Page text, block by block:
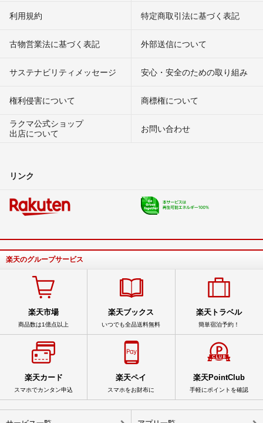
利用規約 特定商取引法に基づく表記
古物営業法に基づく表記 外部送信について
サステナビリティメッセージ 安心・安全のための取り組み
権利侵害について
商標権について
ラクマ公式ショップ
出店について
お問い合わせ
リンク
楽天のグループサービス
楽天市場
商品数は1億点以上
楽天ブックス
いつでも全品送料無料
楽天トラベル
簡単宿泊予約！
楽天カード
スマホでカンタン申込
楽天ペイ
スマホをお財布に
楽天PointClub
手軽にポイントを確認